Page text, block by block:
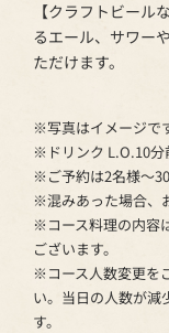
【クラフトビール
るエール、サワー
ただけます。
※写真はイメージで
※ドリンク L.O.10分
※ご予約は2名様～
※混みあった場合、
※コース料理の内容
ございます。
※コース人数変更を
い。当日の人数が減
す。